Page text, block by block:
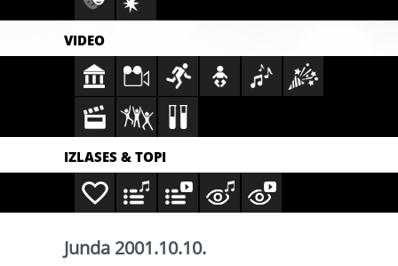
VIDEO
IZLASES & TOPI
Junda 2001.10.10.